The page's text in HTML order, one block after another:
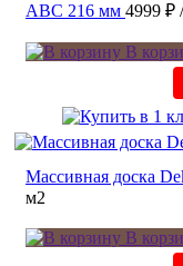
ABC 216 мм 4999 ₽
В
Массивная доска
м2
В